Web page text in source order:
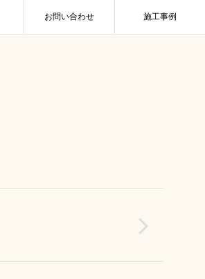
お問い合わせ 施工事例